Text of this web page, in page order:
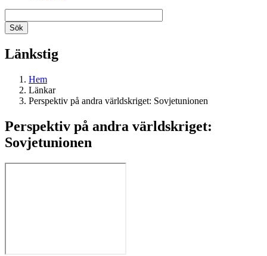
Länkstig
Hem
Länkar
Perspektiv på andra världskriget: Sovjetunionen
Perspektiv på andra världskriget:
Sovjetunionen